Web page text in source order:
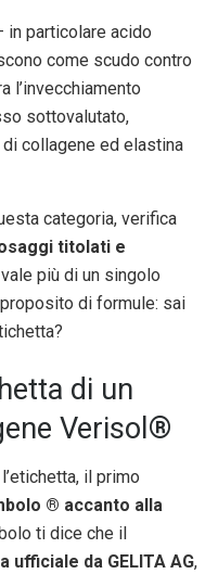
in particolare acido
come scudo contro
l’invecchiamento
sottovalutato,
collagene ed elastina
categoria, verifica
titolati e
più di un singolo
di formule: sai
di un
Verisol®
il primo
® accanto alla
ti dice che il
ufficiale da GELITA AG,